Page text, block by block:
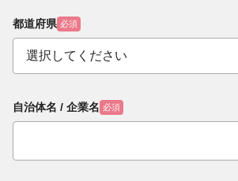
都道府県 必須
自治体名 / 企業名 必須